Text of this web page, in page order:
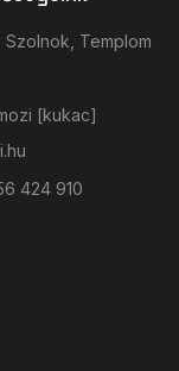
Szolnok, Templom
[kukac]
424 910